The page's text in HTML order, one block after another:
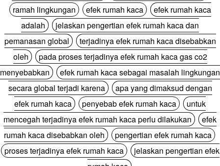
ramah lingkungan
efek rumah kaca
efek rumah kaca
adalah
jelaskan pengertian efek rumah kaca dan
pemanasan global
terjadinya efek rumah kaca disebabkan
oleh
pada proses terjadinya efek rumah kaca gas co2
menyebabkan
efek rumah kaca sebagai masalah lingkungan
secara global terjadi karena
apa yang dimaksud dengan
efek rumah kaca
penyebab efek rumah kaca
untuk
mencegah terjadinya efek rumah kaca perlu dilakukan
efek
rumah kaca disebabkan oleh
pengertian efek rumah kaca
proses terjadinya efek rumah kaca
jelaskan pengertian efek